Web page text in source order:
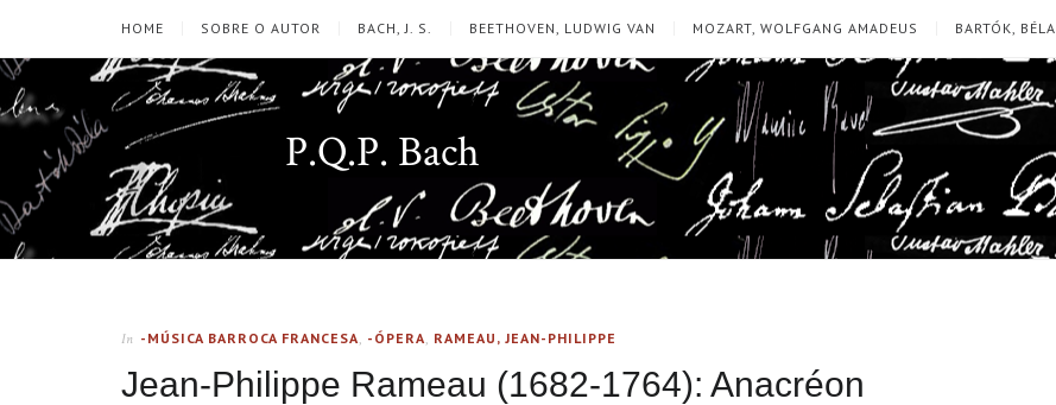
HOME SOBRE O AUTOR BACH, J. S. BEETHOVEN, LUDWIG VAN MOZART, WOLFGANG AMADEUS BARTÓK, BÉLA
P.Q.P. Bach
In -MÚSICA BARROCA FRANCESA, -ÓPERA, RAMEAU, JEAN-PHILIPPE
Jean-Philippe Rameau (1682-1764): Anacréon